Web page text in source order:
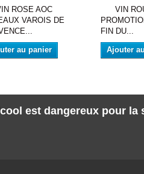
ROSE AOC
VAROIS DE
au panier
VIN
FIN DU...
Ajouter
est dangereux pour la